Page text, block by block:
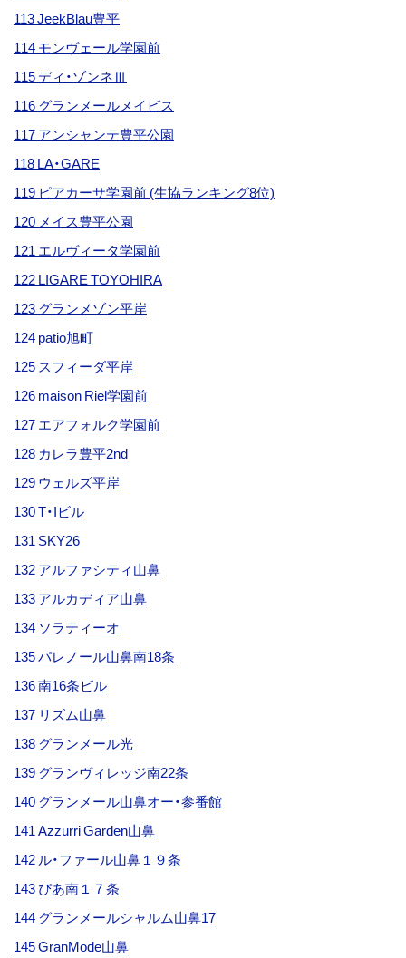
113 JeekBlau豊平
114 モンヴェール学園前
115 ディ・ゾンネⅢ
116 グランメールメイビス
117 アンシャンテ豊平公園
118 LA・GARE
119 ピアカーサ学園前 (生協ランキング8位)
120 メイス豊平公園
121 エルヴィータ学園前
122 LIGARE TOYOHIRA
123 グランメゾン平岸
124 patio旭町
125 スフィーダ平岸
126 maison Riel学園前
127 エアフォルク学園前
128 カレラ豊平2nd
129 ウェルズ平岸
130 T・Iビル
131 SKY26
132 アルファシティ山鼻
133 アルカディア山鼻
134 ソラティーオ
135 パレノール山鼻南18条
136 南16条ビル
137 リズム山鼻
138 グランメール光
139 グランヴィレッジ南22条
140 グランメール山鼻オー・参番館
141 Azzurri Garden山鼻
142 ル・ファール山鼻１９条
143 ぴあ南１７条
144 グランメールシャルム山鼻17
145 GranMode山鼻